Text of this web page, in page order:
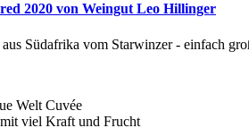
2020 von Weingut Leo Hillinger
Südafrika vom Starwinzer - einfach
Welt Cuvée
viel Kraft und Frucht